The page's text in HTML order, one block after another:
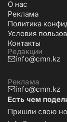
О нас
Реклама
Политика
Условия
Контакты
Редакции
info@cmn.kz
Реклама
info@cmn.kz
Есть чем
Пришли свою